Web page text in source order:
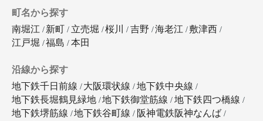
町名から探す
南堀江
新町 立売堀 桜川 吉野 海老江
敷津西
江戸堀
福島 本田
沿線から探す
地下鉄千日前線
大阪環状線 地下鉄中央線
地下鉄長堀鶴見緑地
地下鉄御堂筋線 地下鉄四つ橋線
地下鉄堺筋線
地下鉄谷町線 阪神電鉄阪神なんば